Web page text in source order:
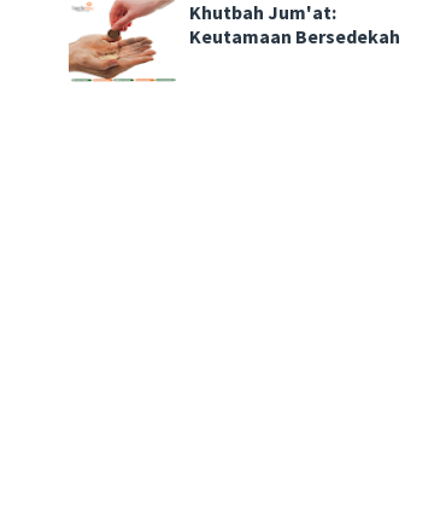
Khutbah Jum'at:
Keutamaan Bersedekah